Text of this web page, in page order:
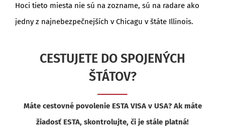
Hoci tieto miesta nie sú na zozname, sú na radare ako
jedny z najnebezpečnejších v Chicagu v štáte Illinois.
CESTUJETE DO SPOJENÝCH
ŠTÁTOV?
Máte cestovné povolenie ESTA VISA v USA? Ak máte
žiadosť ESTA, skontrolujte, či je stále platná!